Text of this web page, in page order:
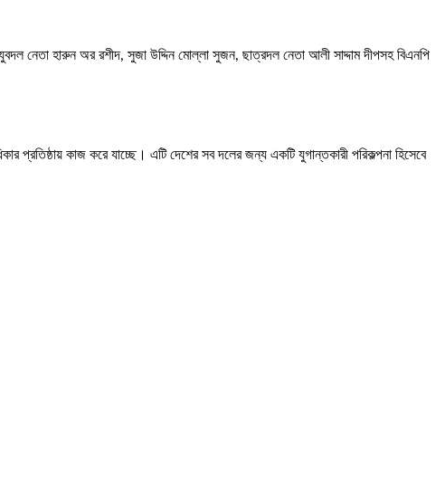
নেতা হারুন অর রশীদ, সুজা উদ্দিন মোল্লা সুজন, ছাত্রদল নেতা আলী সাদ্দাম দীপসহ বিএনপি
প্রতিষ্ঠায় কাজ করে যাচ্ছে। এটি দেশের সব দলের জন্য একটি যুগান্তকারী পরিকল্পনা হিসেবে